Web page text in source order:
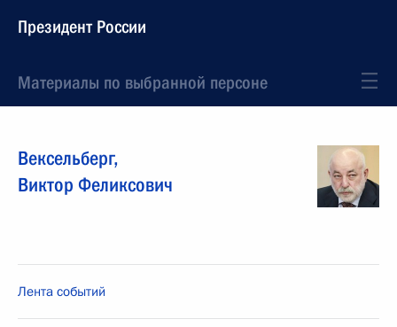
Президент России
Материалы по выбранной персоне
Вексельберг,
Виктор Феликсович
Лента событий